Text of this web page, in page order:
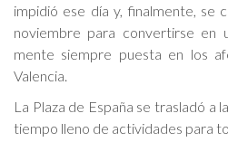
impidió ese día y, finalmente, se
noviembre para convertirse en
mente siempre puesta en los
Valencia.
La Plaza de España se trasladó a
tiempo lleno de actividades para